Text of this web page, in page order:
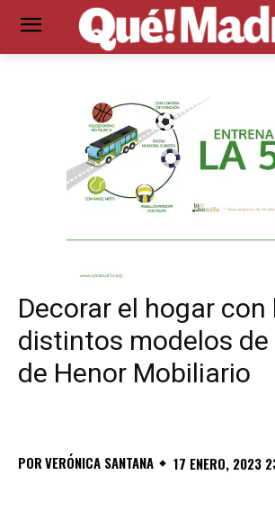
Decorar el hogar con
distintos modelos de
de Henor Mobiliario
PORVERÓNICA SANTANA 17 ENERO, 2023